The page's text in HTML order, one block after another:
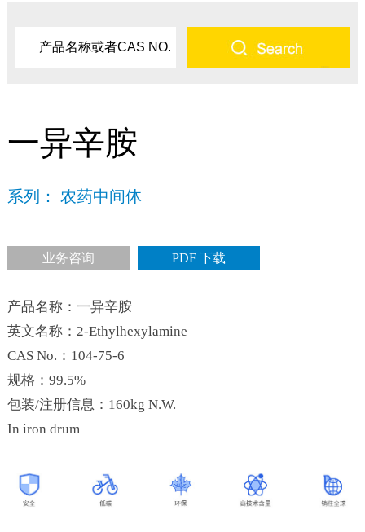
一异辛胺
系列： 农药中间体
业务咨询 PDF 下载
产品名称：一异辛胺
英文名称：2-Ethylhexylamine
CAS No.：104-75-6
规格：99.5%
包装/注册信息：160kg N.W.
In iron drum